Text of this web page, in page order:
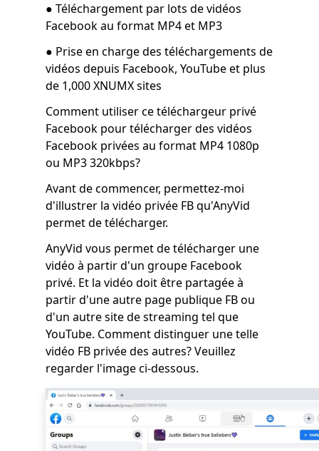
● Téléchargement par lots de vidéos
Facebook au format MP4 et MP3
● Prise en charge des téléchargements de
vidéos depuis Facebook, YouTube et plus
de 1,000 XNUMX sites
Comment utiliser ce téléchargeur privé
Facebook pour télécharger des vidéos
Facebook privées au format MP4 1080p
ou MP3 320kbps?
Avant de commencer, permettez-moi
d'illustrer la vidéo privée FB qu'AnyVid
permet de télécharger.
AnyVid vous permet de télécharger une
vidéo à partir d'un groupe Facebook
privé. Et la vidéo doit être partagée à
partir d'une autre page publique FB ou
d'un autre site de streaming tel que
YouTube. Comment distinguer une telle
vidéo FB privée des autres? Veuillez
regarder l'image ci-dessous.